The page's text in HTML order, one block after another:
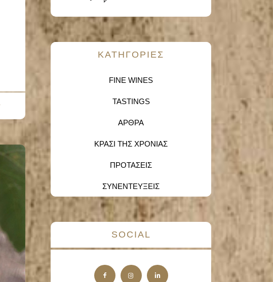
KΑΤΗΓΟΡΙΕΣ
FINE WINES
TASTINGS
ΑΡΘΡΑ
ΚΡΑΣΙ ΤΗΣ ΧΡΟΝΙΑΣ
ΠΡΟΤΑΣΕΙΣ
ΣΥΝΕΝΤΕΥΞΕΙΣ
SOCIAL